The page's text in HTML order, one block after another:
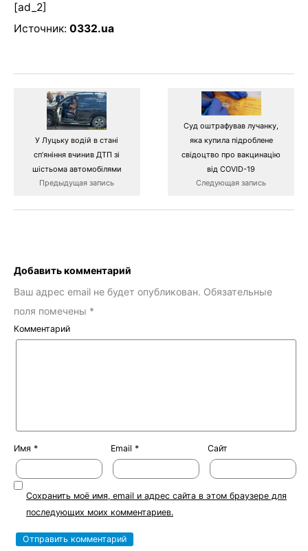
[ad_2]
Источник: 0332.ua
У Луцьку водій в стані
сп’яніння вчинив ДТП зі
шістьома автомобілями
Предыдущая запись
Суд оштрафував лучанку,
яка купила підроблене
свідоцтво про вакцинацію
від COVID-19
Следующая запись
Добавить комментарий
Ваш адрес email не будет опубликован. Обязательные
поля помечены *
Комментарий
Имя * Email * Сайт
Сохранить моё имя, email и адрес сайта в этом браузере для
последующих моих комментариев.